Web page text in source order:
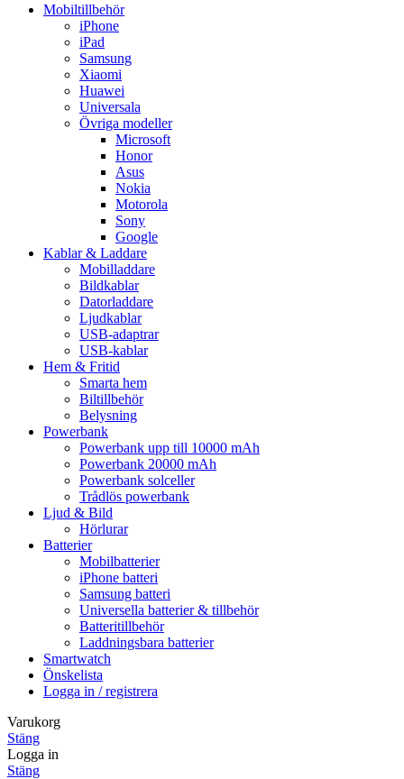
Mobiltillbehör
iPhone
iPad
Samsung
Xiaomi
Huawei
Universala
Övriga modeller
Microsoft
Honor
Asus
Nokia
Motorola
Sony
Google
Kablar & Laddare
Mobilladdare
Bildkablar
Datorladdare
Ljudkablar
USB-adaptrar
USB-kablar
Hem & Fritid
Smarta hem
Biltillbehör
Belysning
Powerbank
Powerbank upp till 10000 mAh
Powerbank 20000 mAh
Powerbank solceller
Trådlös powerbank
Ljud & Bild
Hörlurar
Batterier
Mobilbatterier
iPhone batteri
Samsung batteri
Universella batterier & tillbehör
Batteritillbehör
Laddningsbara batterier
Smartwatch
Önskelista
Logga in / registrera
Varukorg
Stäng
Logga in
Stäng